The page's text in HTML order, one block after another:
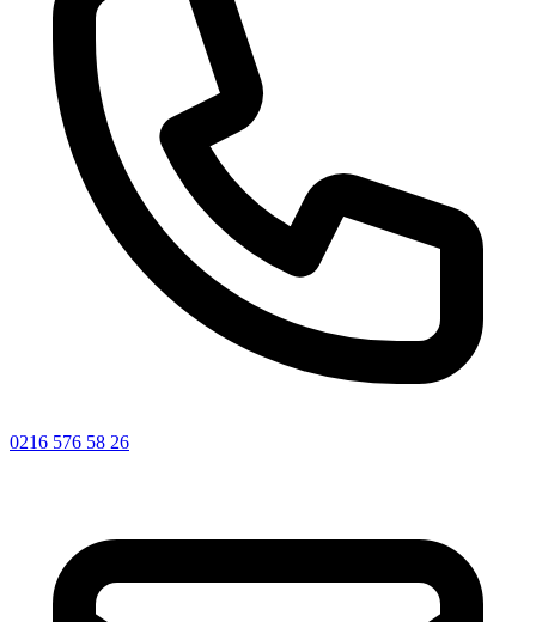
0216 576 58 26